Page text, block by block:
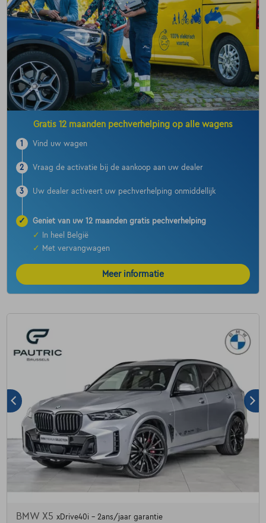
Gratis 12 maanden pechverhelping op alle wagens
1 Vind uw wagen
2 Vraag de activatie bij de aankoop aan uw dealer
3 Uw dealer activeert uw pechverhelping onmiddellijk
✓
Geniet van uw 12 maanden gratis pechverhelping
✓
In heel België
✓
Met vervangwagen
Meer informatie
BMW X5 xDrive40i - 2ans/jaar garantie